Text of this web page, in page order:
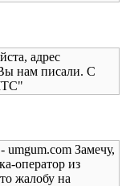
адрес
нам писали. С
umgum.com Замечу,
оператор из
жалобу на